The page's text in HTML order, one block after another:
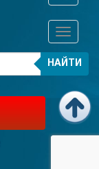
НАЙТИ